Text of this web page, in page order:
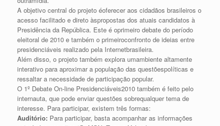
A objetivo central do projeto éoferecer aos cidadãos brasileiros o
acesso facilitado e direto àspropostas dos atuais candidatos à
Presidência da República. Este é oprimeiro debate do período
eleitoral de 2010 e também o primeiroconfronto de ideias entre
presidenciáveis realizado pela Internetbrasileira.
Além disso, o projeto também explora umambiente altamente
interativo para aproximar a população das questõespolíticas e
ressaltar a necessidade de participação popular.
O 1º Debate On-line Presidenciáveis2010 também é feito pelo
internauta, que pode enviar questões sobrequalquer tema de
interesse. Para participar, existem três formas:
Auditório: Para participar, basta acompanhar as informações